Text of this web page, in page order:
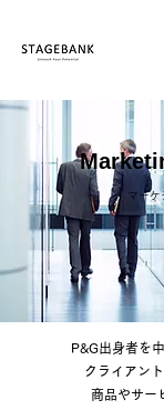
マーケ
P&G出身者を
クライアン
商品やサー